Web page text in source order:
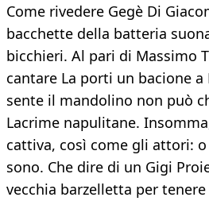
Come rivedere Gegè Di
bacchette della batteria
bicchieri. Al pari di Massimo
cantare La porti un bacione a
sente il mandolino non può
Lacrime napulitane.
cattiva, così come gli attori:
sono. Che dire di un Gigi
vecchia barzelletta per